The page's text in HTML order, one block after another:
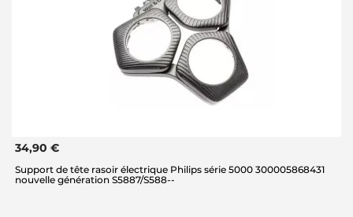
34,90 €
Support de tête rasoir électrique Philips série 5000 300005868431
nouvelle génération S5887/S588--